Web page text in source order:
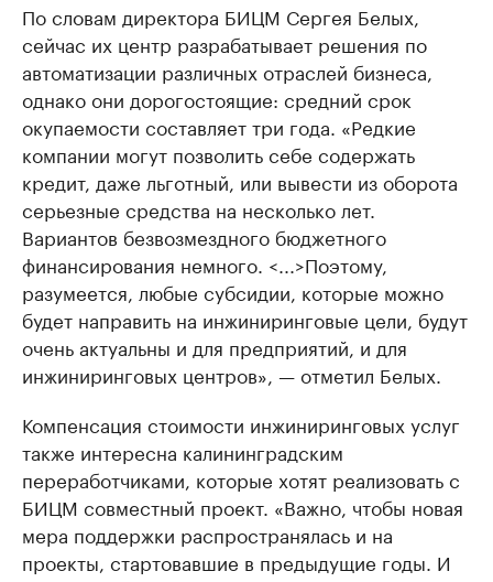
По словам директора БИЦМ Сергея Белых,
сейчас их центр разрабатывает решения по
автоматизации различных отраслей бизнеса,
однако они дорогостоящие: средний срок
окупаемости составляет три года. «Редкие
компании могут позволить себе содержать
кредит, даже льготный, или вывести из оборота
серьезные средства на несколько лет.
Вариантов безвозмездного бюджетного
финансирования немного. <...>Поэтому,
разумеется, любые субсидии, которые можно
будет направить на инжиниринговые цели, будут
очень актуальны и для предприятий, и для
инжиниринговых центров», — отметил Белых.
Компенсация стоимости инжиниринговых услуг
также интересна калининградским
переработчиками, которые хотят реализовать с
БИЦМ совместный проект. «Важно, чтобы новая
мера поддержки распространялась и на
проекты, стартовавшие в предыдущие годы. И